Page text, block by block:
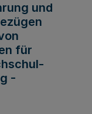
und
für
-